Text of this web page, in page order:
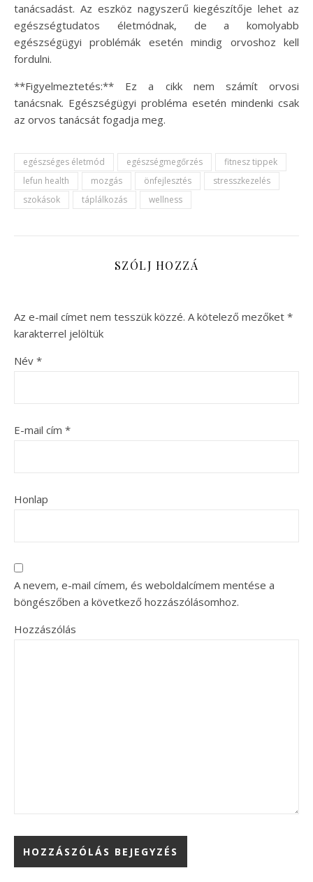
tanácsadást. Az eszköz nagyszerű kiegészítője lehet az
egészségtudatos életmódnak, de a komolyabb
egészségügyi problémák esetén mindig orvoshoz kell
fordulni.
**Figyelmeztetés:** Ez a cikk nem számít orvosi
tanácsnak. Egészségügyi probléma esetén mindenki csak
az orvos tanácsát fogadja meg.
egészséges életmód egészségmegőrzés
fitnesz tippek
lefun health
mozgás önfejlesztés
stresszkezelés
szokások
táplálkozás wellness
SZÓLJ HOZZÁ
Az e-mail címet nem tesszük közzé. A kötelező mezőket *
karakterrel jelöltük
Név *
E-mail cím *
Honlap
A nevem, e-mail címem, és weboldalcímem mentése a
böngészőben a következő hozzászólásomhoz.
Hozzászólás